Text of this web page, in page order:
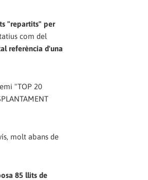
"repartits" per
com del
referència d'una
"TOP 20
molt abans de
85 llits de